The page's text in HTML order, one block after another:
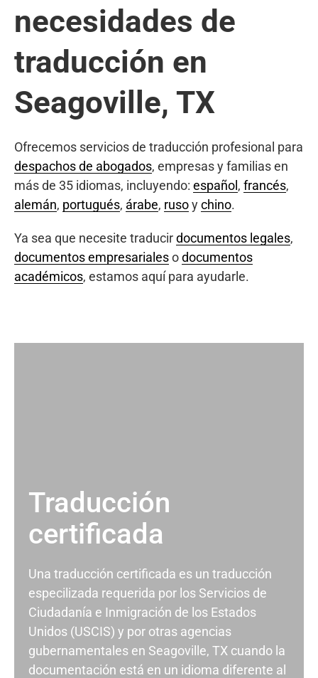
necesidades de
traducción en
Seagoville, TX
Ofrecemos servicios de traducción profesional para
despachos de abogados, empresas y familias en
más de 35 idiomas, incluyendo: español , francés,
alemán, portugués, árabe, rusoychino.
Ya sea que necesite traducirdocumentos legales,
documentos empresarialesodocumentos
académicos, estamos aquí para ayudarle.
Traducción
certificada
Una traducción certificada es un traducción
especilizada requerida por los Servicios de
Ciudadanía e Inmigración de los Estados
Unidos (USCIS) y por otras agencias
gubernamentales en Seagoville, TX cuando la
documentación está en un idioma diferente al